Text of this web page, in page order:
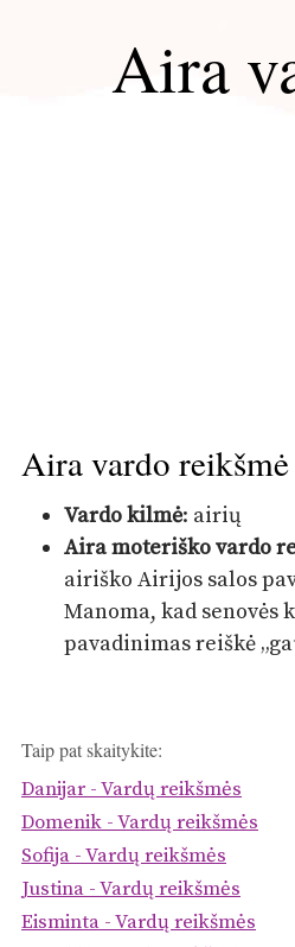
Aira
Aira vardo
Vardo kilmė: airių
Aira moteriško vardo
airiško Airijos salos
Manoma, kad senovės
pavadinimas reiškė
Taip pat skaitykite:
Danijar - Vardų reikšmės
Domenik - Vardų reikšmės
Sofija - Vardų reikšmės
Justina - Vardų reikšmės
Eisminta - Vardų reikšmės